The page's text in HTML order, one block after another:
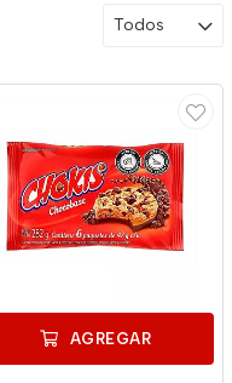
Todos
AGREGAR